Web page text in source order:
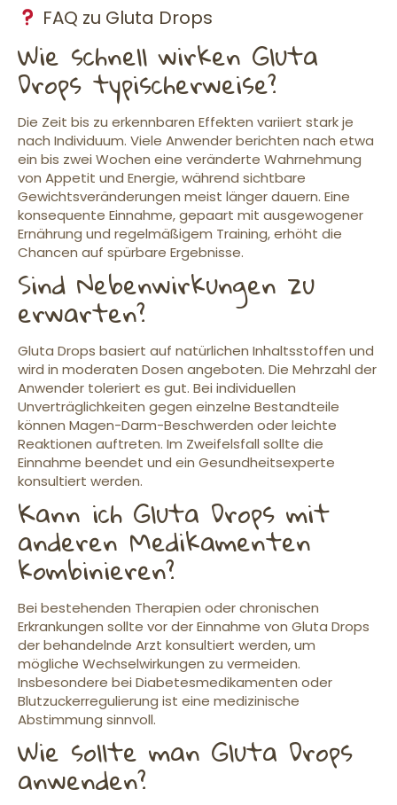
FAQ zu Gluta Drops
Wie schnell wirken Gluta
Drops typischerweise?
Die Zeit bis zu erkennbaren Effekten variiert stark je
nach Individuum. Viele Anwender berichten nach etwa
ein bis zwei Wochen eine veränderte Wahrnehmung
von Appetit und Energie, während sichtbare
Gewichtsveränderungen meist länger dauern. Eine
konsequente Einnahme, gepaart mit ausgewogener
Ernährung und regelmäßigem Training, erhöht die
Chancen auf spürbare Ergebnisse.
Sind Nebenwirkungen zu
erwarten?
Gluta Drops basiert auf natürlichen Inhaltsstoffen und
wird in moderaten Dosen angeboten. Die Mehrzahl der
Anwender toleriert es gut. Bei individuellen
Unverträglichkeiten gegen einzelne Bestandteile
können Magen-Darm-Beschwerden oder leichte
Reaktionen auftreten. Im Zweifelsfall sollte die
Einnahme beendet und ein Gesundheitsexperte
konsultiert werden.
Kann ich Gluta Drops mit
anderen Medikamenten
kombinieren?
Bei bestehenden Therapien oder chronischen
Erkrankungen sollte vor der Einnahme von Gluta Drops
der behandelnde Arzt konsultiert werden, um
mögliche Wechselwirkungen zu vermeiden.
Insbesondere bei Diabetesmedikamenten oder
Blutzuckerregulierung ist eine medizinische
Abstimmung sinnvoll.
Wie sollte man Gluta Drops
anwenden?